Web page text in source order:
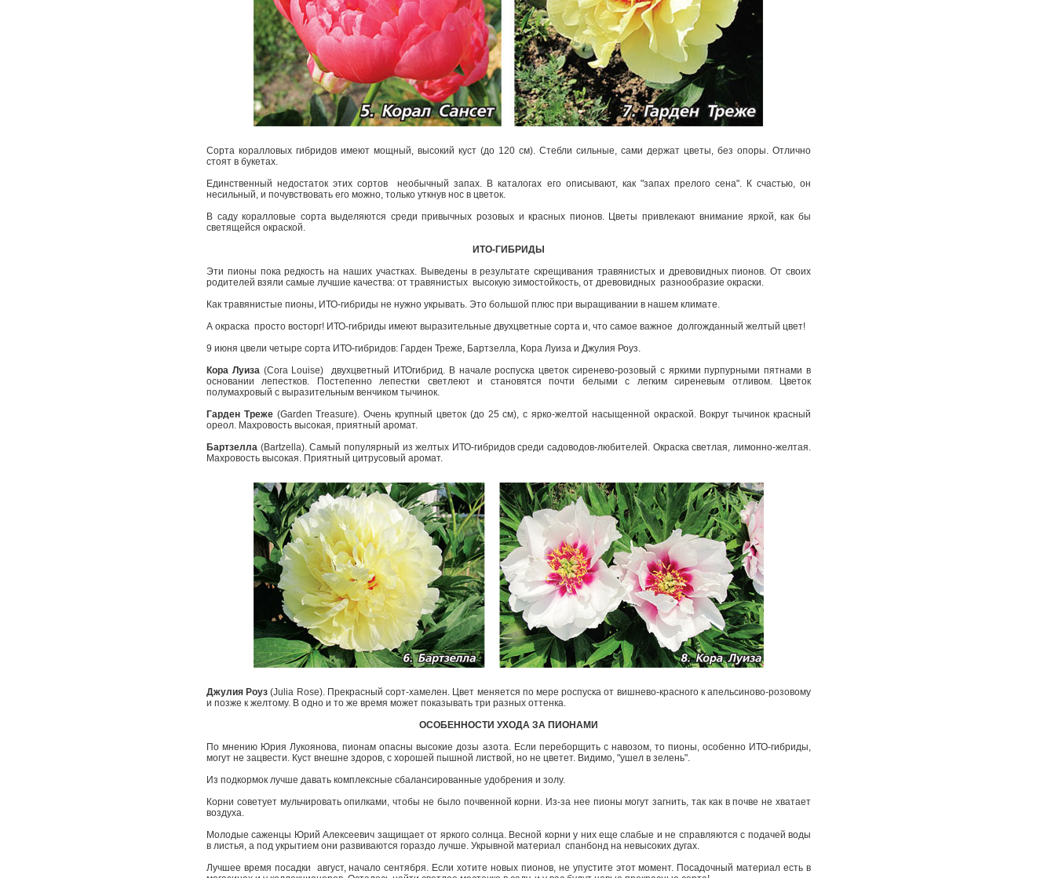
Сорта коралловых гибридов имеют мощный, высокий куст (до 120 см). Стебли сильные, сами держат цветы, без опоры. Отлично
стоят в букетах.
Единственный недостаток этих сортов ­ необычный запах. В каталогах его описывают, как "запах прелого сена". К счастью, он
несильный, и почувствовать его можно, только уткнув нос в цветок.
В саду коралловые сорта выделяются среди привычных розовых и красных пионов. Цветы привлекают внимание яркой, как бы
светящейся окраской.
ИТО­-ГИБРИДЫ
Эти пионы пока редкость на наших участках. Выведены в результате скрещивания травянистых и древовидных пионов. От своих
родителей взяли самые лучшие качества: от травянистых ­ высокую зимостойкость, от древовидных ­ разнообразие окраски.
Как травянистые пионы, ИТО-­гибриды не нужно укрывать. Это большой плюс при выращивании в нашем климате.
А окраска ­ просто восторг! ИТО-­гибриды имеют выразительные двухцветные сорта и, что самое важное ­ долгожданный желтый цвет!
9 июня цвели четыре сорта ИТО-­гибридов: Гарден Треже, Бартзелла, Кора Луиза и Джулия Роуз.
Кора Луиза(Cora Louise) ­ двухцветный ИТО­гибрид. В начале роспуска цветок сиренево­-розовый с яркими пурпурными пятнами в
основании лепестков. Постепенно лепестки светлеют и становятся почти белыми с легким си­реневым отливом. Цветок
полумахровый с выразительным венчиком тычинок.
Гарден Треже(Garden Treasure). Очень крупный цветок (до 25 см), с ярко-­желтой насыщенной окраской. Вокруг тычинок красный
ореол. Махровость высокая, приятный аромат.
Бартзелла (Bartzella). Самый популярный из желтых ИТО-­гибридов среди садоводов­-любителей. Окраска светлая, лимонно­-желтая.
Махровость высокая. Приятный цитрусовый аромат.
Джулия Роуз(Julia Rose). Прекрасный сорт­-хамелен. Цвет меняется по мере роспуска от вишнево-­красного к апельсиново-­розовому
и позже к желтому. В одно и то же время может показывать три разных оттенка.
ОСОБЕННОСТИ УХОДА ЗА ПИОНАМИ
По мнению Юрия Лукоянова, пионам опасны высокие дозы азота. Если переборщить с навозом, то пионы, особенно ИТО­-гибриды,
могут не зацвести. Куст внешне здоров, с хорошей пышной листвой, но не цветет. Видимо, "ушел в зелень".
Из подкормок лучше давать комплексные сбалансированные удобрения и золу.
Корни советует мульчировать опилками, чтобы не было почвенной корни. Из-­за нее пионы могут загнить, так как в почве не хватает
воздуха.
Молодые саженцы Юрий Алексеевич защищает от яркого солнца. Весной корни у них еще слабые и не справляются с подачей воды
в листья, а под укрытием они развиваются гораздо лучше. Укрывной материал ­ спанбонд на невысоких дугах.
Лучшее время посадки ­ август, начало сентября. Если хотите новых пионов, не упустите этот момент. Посадочный материал есть в